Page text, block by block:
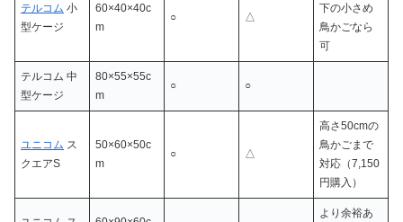
テルコム 小
型ケージ
60×40×40c
m
○ △
下の小さめ
鳥かごなら
可
テルコム 中
型ケージ
80×55×55c
m
○ ○
ユニコム ス
クエアS
50×60×50c
m
○ △
高さ50cmの
鳥かごまで
対応（7,150
円購入）
より余裕あ